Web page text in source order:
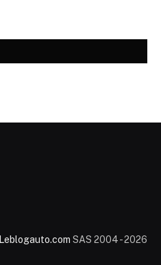
Leblogauto.com SAS 2004 - 2026